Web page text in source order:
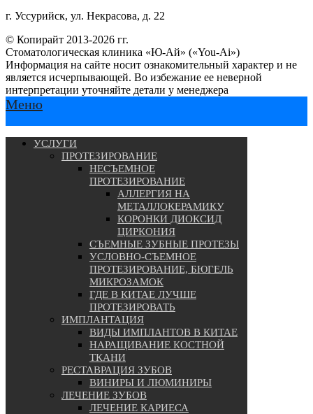
г. Уссурийск, ул. Некрасова, д. 22
© Копирайт 2013-2026 гг.
Стоматологическая клиника «Ю-Ай» («You-Ai»)
Информация на сайте носит ознакомительный характер и не
является исчерпывающей. Во избежание ее неверной
интерпретации уточняйте детали у менеджера
Меню
УСЛУГИ
ПРОТЕЗИРОВАНИЕ
НЕСЪЕМНОЕ
ПРОТЕЗИРОВАНИЕ
АЛЛЕРГИЯ НА
МЕТАЛЛОКЕРАМИКУ
КОРОНКИ ДИОКСИД
ЦИРКОНИЯ
СЪЕМНЫЕ ЗУБНЫЕ ПРОТЕЗЫ
УСЛОВНО-СЪЕМНОЕ
ПРОТЕЗИРОВАНИЕ, БЮГЕЛЬ
МИКРОЗАМОК
ГДЕ В КИТАЕ ЛУЧШЕ
ПРОТЕЗИРОВАТЬ
ИМПЛАНТАЦИЯ
ВИДЫ ИМПЛАНТОВ В КИТАЕ
НАРАЩИВАНИЕ КОСТНОЙ
ТКАНИ
РЕСТАВРАЦИЯ ЗУБОВ
ВИНИРЫ И ЛЮМИНИРЫ
ЛЕЧЕНИЕ ЗУБОВ
ЛЕЧЕНИЕ КАРИЕСА